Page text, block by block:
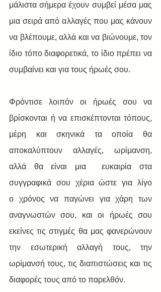
μάλιστα σήμερα έχουν συμβεί μέσα μας
μια σειρά από αλλαγές που μας κάνουν
να βλέπουμε, αλλά και να βιώνουμε, τον
ίδιο τόπο διαφορετικά, το ίδιο πρέπει να
συμβαίνει και για τους ήρωές σου.
Φρόντισε λοιπόν οι ήρωές σου να
βρίσκονται ή να επισκέπτονται τόπους,
μέρη και σκηνικά τα οποία θα
αποκαλύπτουν αλλαγές, ωρίμανση,
αλλά θα είναι μια  ευκαιρία στα
συγγραφικά σου χέρια ώστε για λίγο
ο χρόνος να παγώνει για χάρη των
αναγνωστών σου, και οι ήρωές σου
εκείνες τις στιγμές θα μας φανερώνουν
την εσωτερική αλλαγή τους, την
ωρίμανσή τους, τις διαπιστώσεις και τις
διαφορές τους από το παρελθόν.